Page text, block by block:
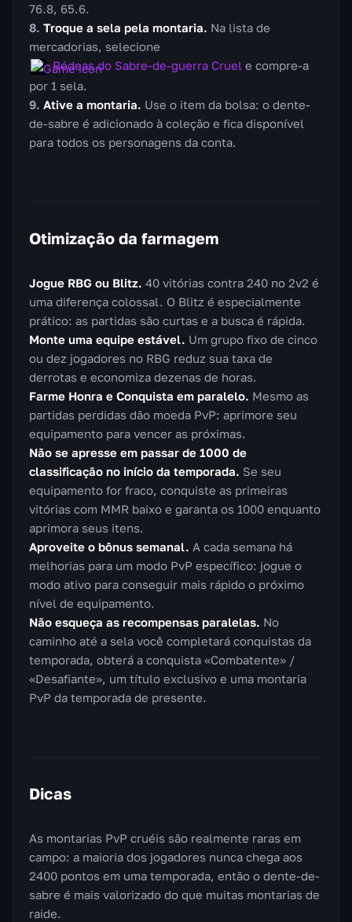
76.8, 65.6.
Troque a sela pela montaria. Na lista de
mercadorias, selecione
Rédeas do Sabre-de-guerra Cruel e compre-a
por 1 sela.
Ative a montaria. Use o item da bolsa: o dente-
de-sabre é adicionado à coleção e fica disponível
para todos os personagens da conta.
Otimização da farmagem
Jogue RBG ou Blitz. 40 vitórias contra 240 no 2v2 é
uma diferença colossal. O Blitz é especialmente
prático: as partidas são curtas e a busca é rápida.
Monte uma equipe estável. Um grupo fixo de cinco
ou dez jogadores no RBG reduz sua taxa de
derrotas e economiza dezenas de horas.
Farme Honra e Conquista em paralelo. Mesmo as
partidas perdidas dão moeda PvP: aprimore seu
equipamento para vencer as próximas.
Não se apresse em passar de 1000 de
classificação no início da temporada. Se seu
equipamento for fraco, conquiste as primeiras
vitórias com MMR baixo e garanta os 1000 enquanto
aprimora seus itens.
Aproveite o bônus semanal. A cada semana há
melhorias para um modo PvP específico: jogue o
modo ativo para conseguir mais rápido o próximo
nível de equipamento.
Não esqueça as recompensas paralelas. No
caminho até a sela você completará conquistas da
temporada, obterá a conquista «Combatente» /
«Desafiante», um título exclusivo e uma montaria
PvP da temporada de presente.
Dicas
As montarias PvP cruéis são realmente raras em
campo: a maioria dos jogadores nunca chega aos
2400 pontos em uma temporada, então o dente-de-
sabre é mais valorizado do que muitas montarias de
raide.